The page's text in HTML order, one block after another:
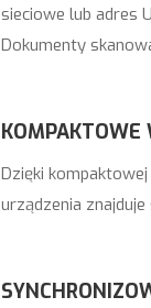
sieciowe lub adres
Dokumenty
KOMPAKTOWE
Dzięki
urządzenia